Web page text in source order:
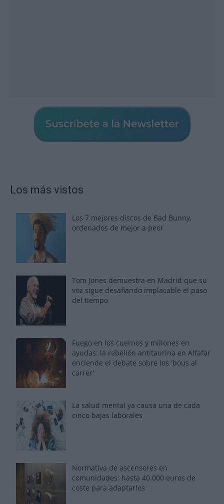
Los más vistos
Los 7 mejores discos de Bad Bunny,
ordenados de mejor a peor
Tom Jones demuestra en Madrid que su
voz sigue desafiando implacable el paso
del tiempo
Fuego en los cuernos y millones en
ayudas: la rebelión antitaurina en Alfafar
enciende el debate sobre los 'bous al
carrer'
La salud mental ya causa una de cada
cinco bajas laborales
Normativa de ascensores en
comunidades: hasta 40.000 euros de
coste para adaptarlos